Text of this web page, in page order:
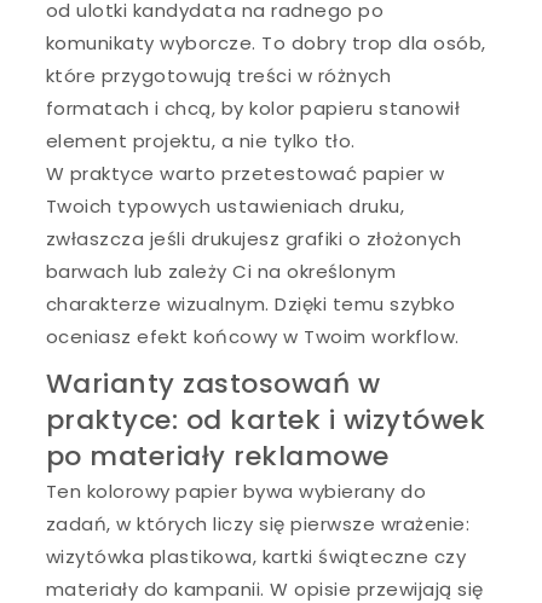
od ulotki kandydata na radnego po
komunikaty wyborcze. To dobry trop dla osób,
które przygotowują treści w różnych
formatach i chcą, by kolor papieru stanowił
element projektu, a nie tylko tło.
W praktyce warto przetestować papier w
Twoich typowych ustawieniach druku,
zwłaszcza jeśli drukujesz grafiki o złożonych
barwach lub zależy Ci na określonym
charakterze wizualnym. Dzięki temu szybko
oceniasz efekt końcowy w Twoim workflow.
Warianty zastosowań w
praktyce: od kartek i wizytówek
po materiały reklamowe
Ten kolorowy papier bywa wybierany do
zadań, w których liczy się pierwsze wrażenie:
wizytówka plastikowa, kartki świąteczne czy
materiały do kampanii. W opisie przewijają się